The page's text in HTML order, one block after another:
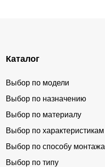
Каталог
Выбор по модели
Выбор по назначению
Выбор по материалу
Выбор по характеристикам
Выбор по способу монтажа
Выбор по типу